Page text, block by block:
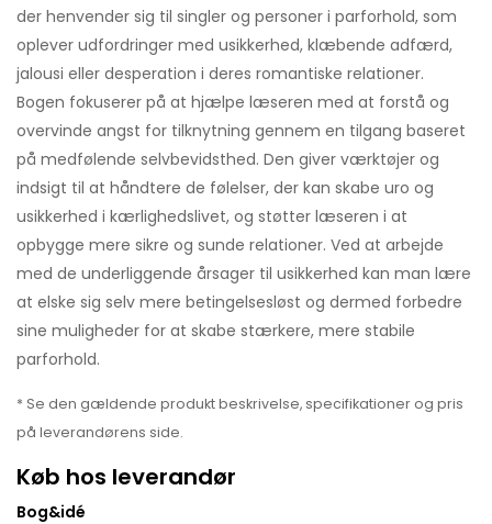
der henvender sig til singler og personer i parforhold, som
oplever udfordringer med usikkerhed, klæbende adfærd,
jalousi eller desperation i deres romantiske relationer.
Bogen fokuserer på at hjælpe læseren med at forstå og
overvinde angst for tilknytning gennem en tilgang baseret
på medfølende selvbevidsthed. Den giver værktøjer og
indsigt til at håndtere de følelser, der kan skabe uro og
usikkerhed i kærlighedslivet, og støtter læseren i at
opbygge mere sikre og sunde relationer. Ved at arbejde
med de underliggende årsager til usikkerhed kan man lære
at elske sig selv mere betingelsesløst og dermed forbedre
sine muligheder for at skabe stærkere, mere stabile
parforhold.
* Se den gældende produkt beskrivelse, specifikationer og pris
på leverandørens side.
Køb hos leverandør
Bog&idé